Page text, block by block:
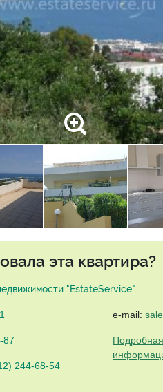
эта квартира?
"EstateService"
87
244-68-54
e-mail: